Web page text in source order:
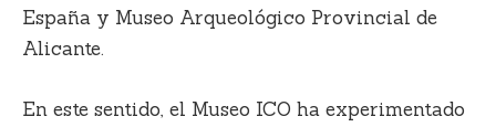
España y Museo Arqueológico Provincial de
Alicante.
En este sentido, el Museo ICO ha experimentado